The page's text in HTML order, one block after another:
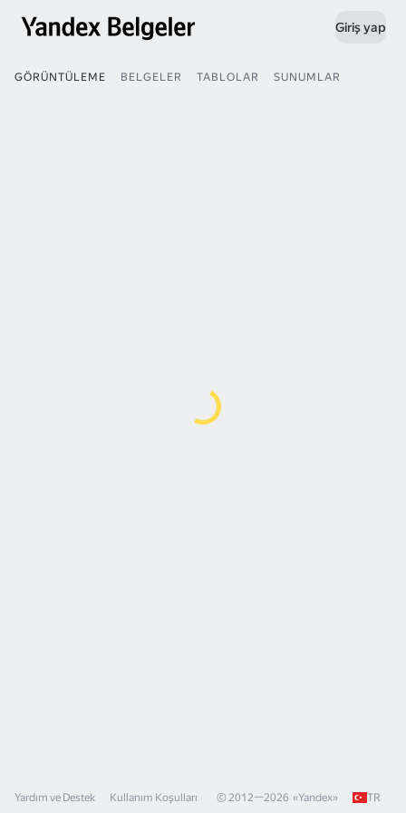
Giriş yap
GÖRÜNTÜLEME BELGELER TABLOLAR SUNUMLAR
Yardım ve Destek Kullanım Koşulları © 2012—2026 «Yandex» TR